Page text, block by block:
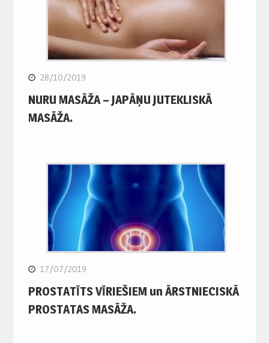
28/10/2019
NURU MASĀŽA – JAPĀŅU JUTEKLISKĀ
MASĀŽA.
17/07/2019
PROSTATĪTS VĪRIEŠIEM un ĀRSTNIECISKĀ
PROSTATAS MASĀŽA.